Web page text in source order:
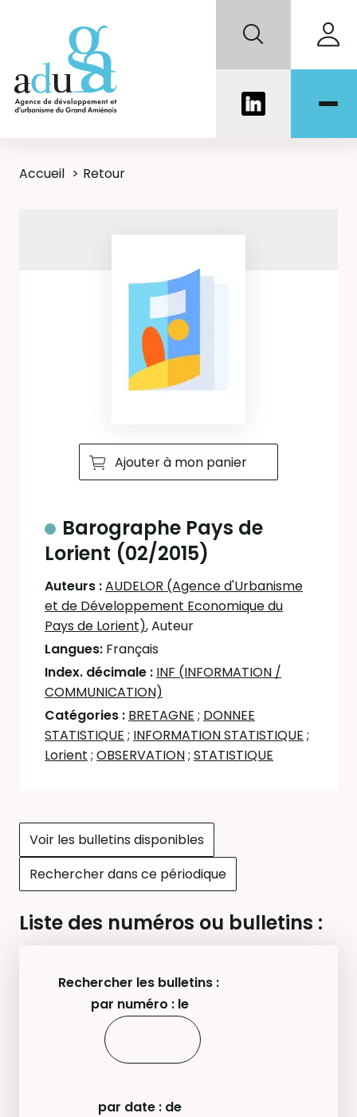
Accueil Retour
Ajouter à mon panier
Barographe Pays de
Lorient (02/2015)
Auteurs :AUDELOR (Agence d'Urbanisme
et de Développement Economique du
Pays de Lorient), Auteur
Langues: Français
Index. décimale : INF (INFORMATION /
COMMUNICATION)
Catégories : BRETAGNE ; DONNEE
STATISTIQUE ; INFORMATION STATISTIQUE ;
Lorient ; OBSERVATION; STATISTIQUE
Voir les bulletins disponibles
Rechercher dans ce périodique
Liste des numéros ou bulletins :
Rechercher les bulletins :
par numéro : le
par date : de